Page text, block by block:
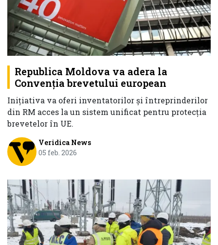
Republica Moldova va adera la
Convenția brevetului european
Inițiativa va oferi inventatorilor și întreprinderilor
din RM acces la un sistem unificat pentru protecția
brevetelor în UE.
Veridica News
05 feb. 2026